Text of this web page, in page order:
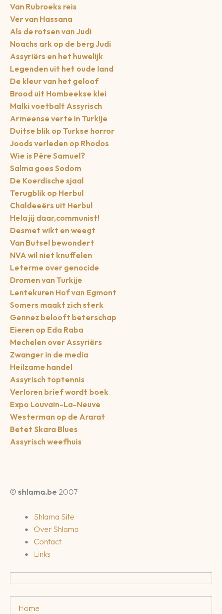
Van Rubroeks reis
Ver van Hassana
Als de rotsen van Judi
Noachs ark op de berg Judi
Assyriërs en het huwelijk
Legenden uit het oude land
De kleur van het geloof
Brood uit Hombeekse klei
Malki voetbalt Assyrisch
Armeense verte in Turkije
Duitse blik op Turkse horror
Joods verleden op Rhodos
Wie is Père Samuel?
Salma goes Sodom
De Koerdische sjaal
Terugblik op Herbul
Chaldeeërs uit Herbul
Hela jij daar,communist!
Desmet wikt en weegt
Van Butsel bewondert
NVA wil niet knuffelen
Leterme over genocide
Dromen van Turkije
Lentekuren Hof van Egmont
Somers maakt zich sterk
Gennez belooft beterschap
Eieren op Eda Raba
Mechelen over Assyriërs
Zwanger in de media
Heilzame handel
Assyrisch toptennis
Verloren brief wordt boek
Expo Louvain-La-Neuve
Westerman op de Ararat
Betet Skara Blues
Assyrisch weefhuis
© shlama.be 2007
Shlama Site
Over Shlama
Contact
Links
Home